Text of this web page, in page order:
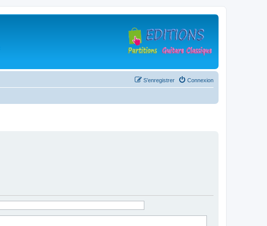
Connexion
S’enregistrer